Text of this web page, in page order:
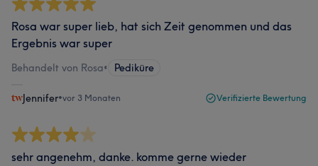
Rosa war super lieb, hat sich Zeit genommen und das
Ergebnis war super
Behandelt von Rosa• Pediküre
Jennifer•vor 3 Monaten Verifizierte Bewertung
sehr angenehm, danke. komme gerne wieder